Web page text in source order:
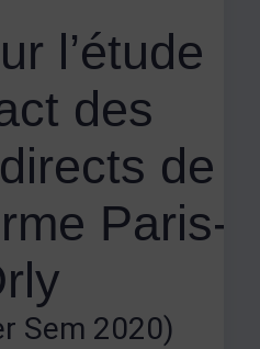
l’étude
des
de
Paris-
Sem 2020)